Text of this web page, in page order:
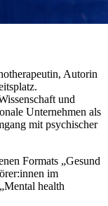
Autorin
und
Unternehmen als
mit psychischer
Formats „Gesund
im
health